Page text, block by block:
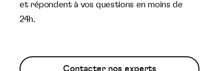
et répondent à vos questions en moins de
24h.
Contacter nos experts